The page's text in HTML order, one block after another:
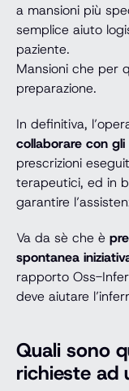
a mansioni più
semplice aiuto
paziente.
Mansioni che per
preparazione.
In definitiva,
collaborare con gli
prescrizioni
terapeutici, ed in
garantire
Va da sè che è
spontanea
rapporto Oss-
deve aiutare
Quali sono
richieste ad